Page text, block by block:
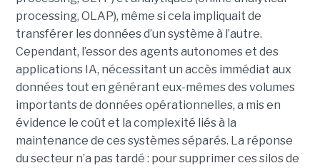
processing, OLAP), même si cela impliquait de
transférer les données d’un système à l’autre.
Cependant, l’essor des agents autonomes et des
applications IA, nécessitant un accès immédiat aux
données tout en générant eux-mêmes des volumes
importants de données opérationnelles, a mis en
évidence le coût et la complexité liés à la
maintenance de ces systèmes séparés. La réponse
du secteur n’a pas tardé : pour supprimer ces silos de